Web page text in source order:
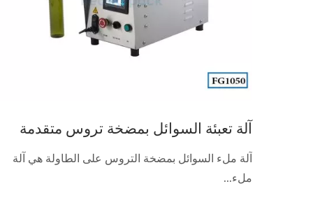
آلة تعبئة السوائل بمضخة تروس متقدمة
آلة ملء السوائل بمضخة التروس على الطاولة هي آلة
ملء...